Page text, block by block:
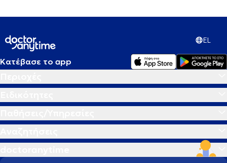
EL
Κατέβασε το app